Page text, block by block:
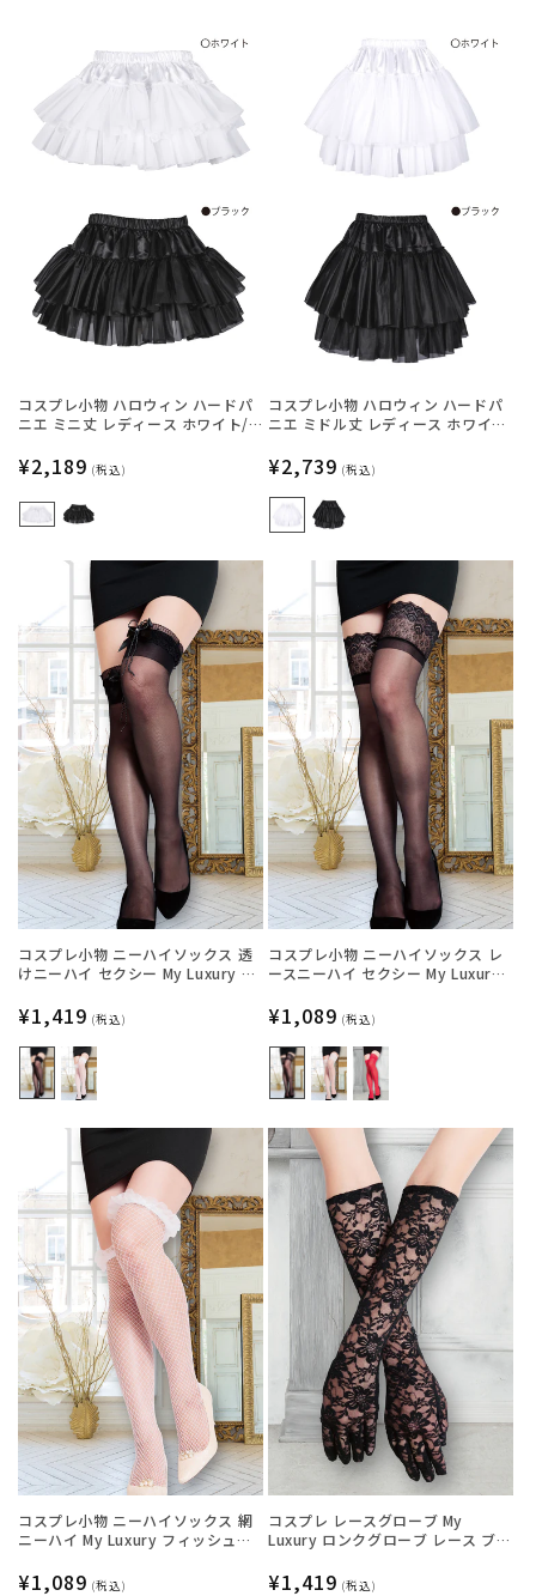
コスプレ小物 ハロウィン ハードパ
ニエ ミニ丈 レディース ホワイト/
トーン】
通
常
価
¥2,189 (税込)
コスプレ小物 ハロウィン ハードパ
ニエ ミドル丈 レディース ホワイ
ストーン】
通
常
価
¥2,739 (税込)
コスプレ小物 ニーハイソックス 透
けニーハイ セクシー My Luxury シ
レディース フリーサイズ ブラック
【クリアストーン】
通
常
価
格
¥1,419 (税込)
コスプレ小物 ニーハイソックス レ
ースニーハイ セクシー My Luxury
ド レディース フリーサイズ ブラッ
ク【クリアストーン】
通
常
価
格
¥1,089 (税込)
コスプレ小物 ニーハイソックス 網
ニーハイ My Luxury フィッシュネ
リーサイズ ホワイト【クリアスト
通
¥1,089 (税込)
コスプレ レースグローブ My
Luxury ロンクグローブ レース ブラ
ック【クリアストーン】
通
¥1,419 (税込)